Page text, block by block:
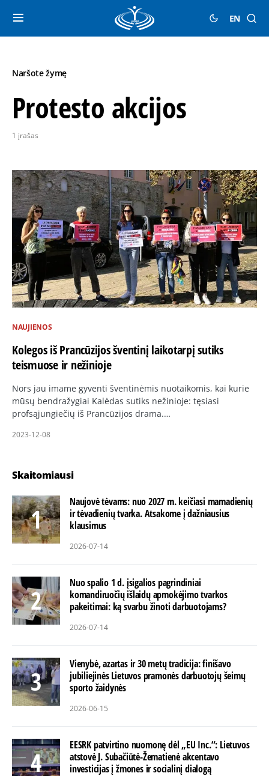
EN
Naršote žymę
Protesto akcijos
1 įrašas
NAUJIENOS
Kolegos iš Prancūzijos šventinį laikotarpį sutiks
teismuose ir nežinioje
Nors jau imame gyventi šventinėmis nuotaikomis, kai kurie
mūsų bendražygiai Kalėdas sutiks nežinioje: tęsiasi
profsąjungiečių iš Prancūzijos drama.…
2023-12-08
Skaitomiausi
Naujovė tėvams: nuo 2027 m. keičiasi mamadienių
ir tėvadienių tvarka. Atsakome į dažniausius
klausimus
2026-07-14
Nuo spalio 1 d. įsigalios pagrindiniai
komandiruočių išlaidų apmokėjimo tvarkos
pakeitimai: ką svarbu žinoti darbuotojams?
2026-07-14
Vienybė, azartas ir 30 metų tradicija: finišavo
jubiliejinės Lietuvos pramonės darbuotojų šeimų
sporto žaidynės
2026-06-15
EESRK patvirtino nuomonę dėl „EU Inc.“: Lietuvos
atstovė J. Subačiūtė-Žematienė akcentavo
investicijas į žmones ir socialinį dialogą